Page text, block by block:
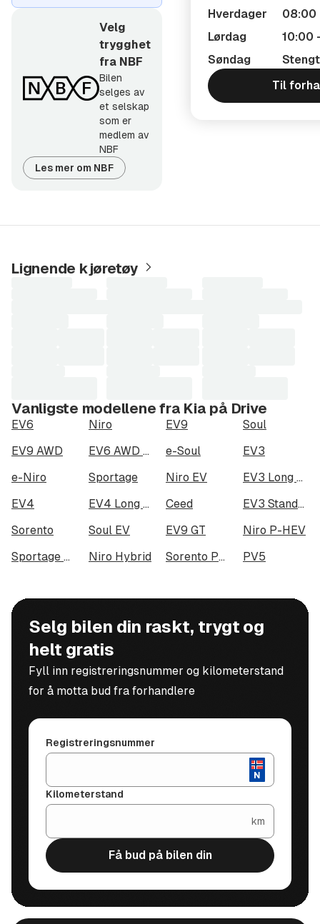
Velg
trygghet
fra NBF
Bilen
selges av
et selskap
som er
medlem av
NBF
Les mer om NBF
Hverdager
08:00
Lørdag
10:00
Søndag
Stengt
Til
Lignende kjøretøy
Vanligste modellene fra Kia på Drive
EV6 Niro EV9
Soul
EV9 AWD
EV6 AWD Long Range e-Soul
EV3
e-Niro
Sportage Niro EV
EV3 Long Range
EV4
EV4 Long Range Ceed
EV3 Standard Range
Sorento
Soul EV EV9 GT
Niro P-HEV
Sportage PHEV
Niro Hybrid Sorento PHEV PV5
Selg bilen din raskt, trygt og
helt gratis
Fyll inn registreringsnummer og kilometerstand
for å motta bud fra forhandlere
Registreringsnummer
Kilometerstand
km
Få bud på bilen din